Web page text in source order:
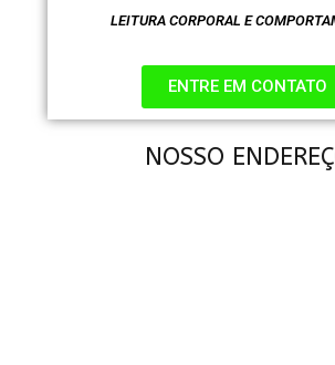
LEITURA CORPORAL E
ENTRE EM CONTATO
NOSSO